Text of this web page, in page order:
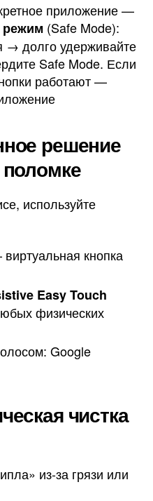
приложение —
(Safe Mode):
→ долго удерживайте
Safe Mode. Если
работают —
решение
используйте
кнопка
Easy Touch
физических
Google
чистка
из-за грязи или